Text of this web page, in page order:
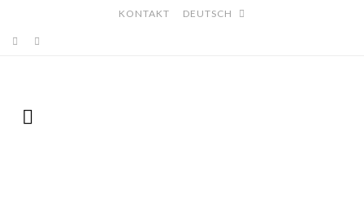
KONTAKT DEUTSCH